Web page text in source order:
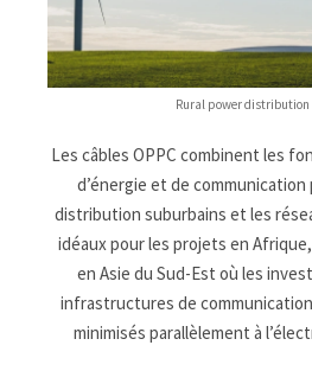
Rural power
Les câbles OPPC combinent les
d’énergie et de
distribution suburbains et les
idéaux pour les projets en
en Asie du Sud-Est où les
infrastructures de
minimisés parallèlement à